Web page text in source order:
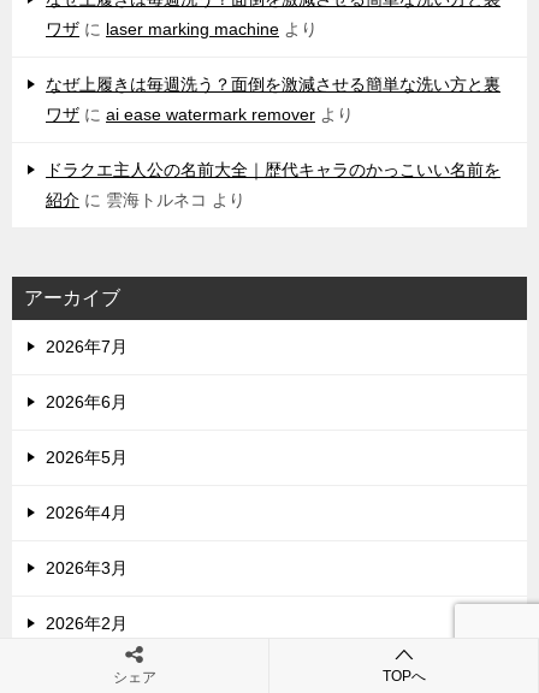
ワザ に laser marking machine より
なぜ上履きは毎週洗う？面倒を激減させる簡単な洗い方と裏
ワザ に ai ease watermark remover より
ドラクエ主人公の名前大全｜歴代キャラのかっこいい名前を
紹介 に 雲海トルネコ より
アーカイブ
2026年7月
2026年6月
2026年5月
2026年4月
2026年3月
2026年2月
2026年1月シェア TOPへ